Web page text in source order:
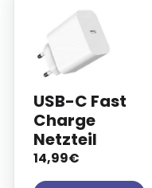
USB-C Fast
Charge
Netzteil
14,99€